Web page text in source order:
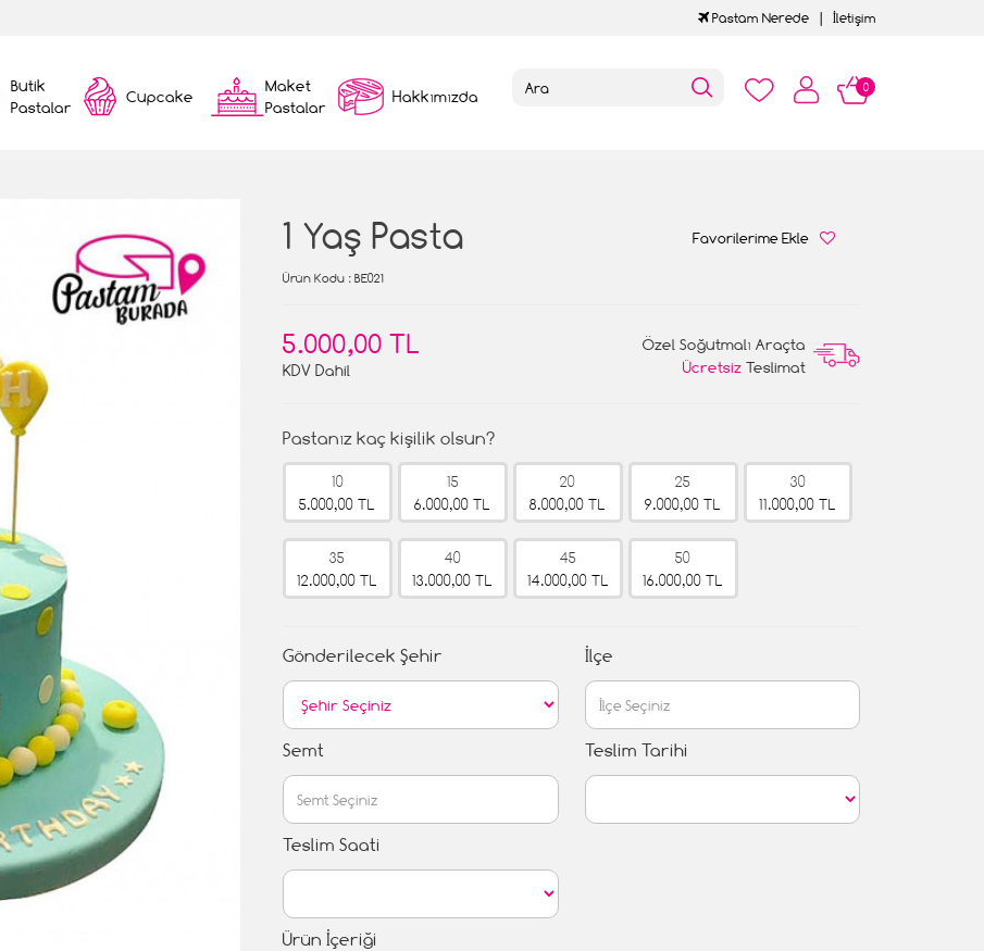
Pastam Nerede İletişim
Butik
Pastalar
Cupcake
Maket
Pastalar
Hakkımızda 0
1 Yaş Pasta Favorilerime Ekle
Ürün Kodu : BE021
5.000,00 TL
KDV Dahil
Özel Soğutmalı Araçta
Ücretsiz Teslimat
Pastanız kaç kişilik olsun?
10
5.000,00 TL
15
6.000,00 TL
20
8.000,00 TL
25
9.000,00 TL
30
11.000,00 TL
35
12.000,00 TL
40
13.000,00 TL
45
14.000,00 TL
50
16.000,00 TL
Gönderilecek Şehir İlçe
Semt Teslim Tarihi
Teslim Saati
Ürün İçeriği